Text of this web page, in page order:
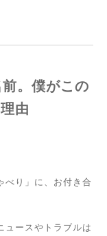
。僕がこの
由
べり」に、お付き合
ュースやトラブルは